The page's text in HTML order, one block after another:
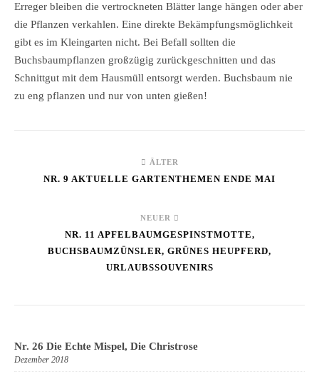
Erreger bleiben die vertrockneten Blätter lange hängen oder aber
die Pflanzen verkahlen. Eine direkte Bekämpfungsmöglichkeit
gibt es im Kleingarten nicht. Bei Befall sollten die
Buchsbaumpflanzen großzügig zurückgeschnitten und das
Schnittgut mit dem Hausmüll entsorgt werden. Buchsbaum nie
zu eng pflanzen und nur von unten gießen!
ÄLTER
NR. 9 AKTUELLE GARTENTHEMEN ENDE MAI
NEUER
NR. 11 APFELBAUMGESPINSTMOTTE,
BUCHSBAUMZÜNSLER, GRÜNES HEUPFERD,
URLAUBSSOUVENIRS
Nr. 26 Die Echte Mispel, Die Christrose
Dezember 2018